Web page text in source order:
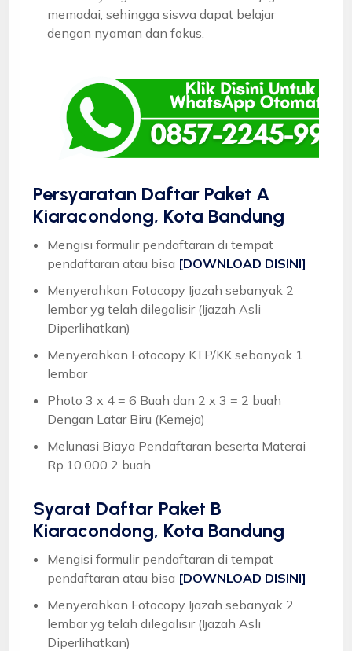
memadai, sehingga siswa dapat belajar
dengan nyaman dan fokus.
Persyaratan Daftar Paket A
Kiaracondong, Kota Bandung
Mengisi formulir pendaftaran di tempat
pendaftaran atau bisa [DOWNLOAD DISINI]
Menyerahkan Fotocopy Ijazah sebanyak 2
lembar yg telah dilegalisir (Ijazah Asli
Diperlihatkan)
Menyerahkan Fotocopy KTP/KK sebanyak 1
lembar
Photo 3 x 4 = 6 Buah dan 2 x 3 = 2 buah
Dengan Latar Biru (Kemeja)
Melunasi Biaya Pendaftaran beserta Materai
Rp.10.000 2 buah
Syarat Daftar Paket B
Kiaracondong, Kota Bandung
Mengisi formulir pendaftaran di tempat
pendaftaran atau bisa [DOWNLOAD DISINI]
Menyerahkan Fotocopy Ijazah sebanyak 2
lembar yg telah dilegalisir (Ijazah Asli
Diperlihatkan)